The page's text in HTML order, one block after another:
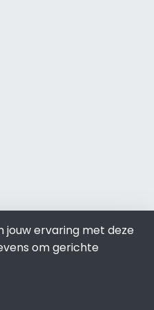
jouw ervaring met deze
om gerichte